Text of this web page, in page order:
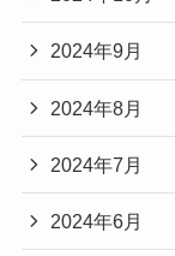
2024年9月
2024年8月
2024年7月
2024年6月